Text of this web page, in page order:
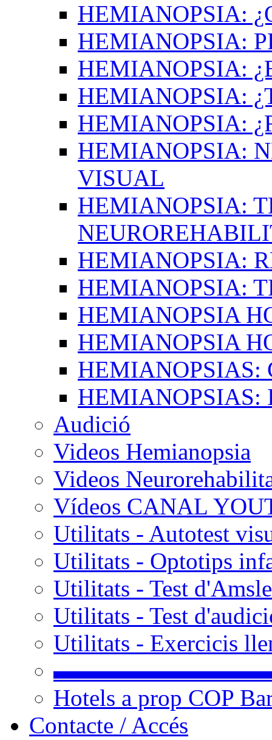
HEMIANOPSIA:
HEMIANOPSIA:
HEMIANOPSIA:
HEMIANOPSIA:
HEMIANOPSIA:
HEMIANOPSIA:
VISUAL
HEMIANOPSIA:
HEMIANOPSIA:
HEMIANOPSIA:
HEMIANOPSIA
HEMIANOPSIA
HEMIANOPSIAS:
HEMIANOPSIAS:
Audició
Videos Hemianopsia
Videos
Vídeos CANAL
Utilitats - Autotest
Utilitats - Optotips
Utilitats - Test
Utilitats - Test
Utilitats - Exercicis
Hotels a prop COP
Contacte / Accés